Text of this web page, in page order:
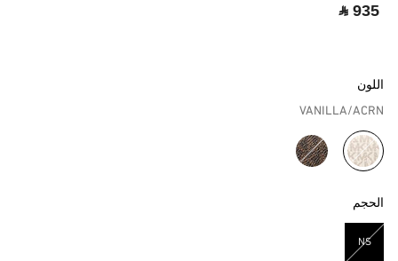
‎ ⃁ 935 ‎
اللون
VANILLA/ACRN
مختار
الحجم
NS
مختار